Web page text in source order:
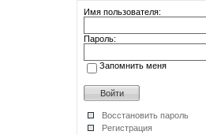
Имя пользователя:
Пароль:
Запомнить меня
Восстановить пароль
Регистрация